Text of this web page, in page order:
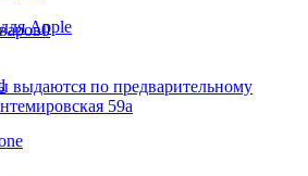
0
выдаются по предварительному
59а
Apple